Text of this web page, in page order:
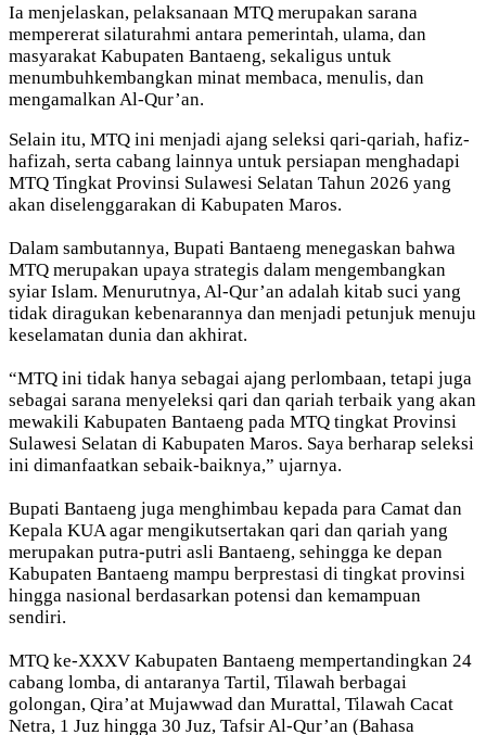
Ia menjelaskan, pelaksanaan MTQ merupakan sarana
mempererat silaturahmi antara pemerintah, ulama, dan
masyarakat Kabupaten Bantaeng, sekaligus untuk
menumbuhkembangkan minat membaca, menulis, dan
mengamalkan Al-Qur’an.
Selain itu, MTQ ini menjadi ajang seleksi qari-qariah, hafiz-
hafizah, serta cabang lainnya untuk persiapan menghadapi
MTQ Tingkat Provinsi Sulawesi Selatan Tahun 2026 yang
akan diselenggarakan di Kabupaten Maros.
Dalam sambutannya, Bupati Bantaeng menegaskan bahwa
MTQ merupakan upaya strategis dalam mengembangkan
syiar Islam. Menurutnya, Al-Qur’an adalah kitab suci yang
tidak diragukan kebenarannya dan menjadi petunjuk menuju
keselamatan dunia dan akhirat.
“MTQ ini tidak hanya sebagai ajang perlombaan, tetapi juga
sebagai sarana menyeleksi qari dan qariah terbaik yang akan
mewakili Kabupaten Bantaeng pada MTQ tingkat Provinsi
Sulawesi Selatan di Kabupaten Maros. Saya berharap seleksi
ini dimanfaatkan sebaik-baiknya,” ujarnya.
Bupati Bantaeng juga menghimbau kepada para Camat dan
Kepala KUA agar mengikutsertakan qari dan qariah yang
merupakan putra-putri asli Bantaeng, sehingga ke depan
Kabupaten Bantaeng mampu berprestasi di tingkat provinsi
hingga nasional berdasarkan potensi dan kemampuan
sendiri.
MTQ ke-XXXV Kabupaten Bantaeng mempertandingkan 24
cabang lomba, di antaranya Tartil, Tilawah berbagai
golongan, Qira’at Mujawwad dan Murattal, Tilawah Cacat
Netra, 1 Juz hingga 30 Juz, Tafsir Al-Qur’an (Bahasa